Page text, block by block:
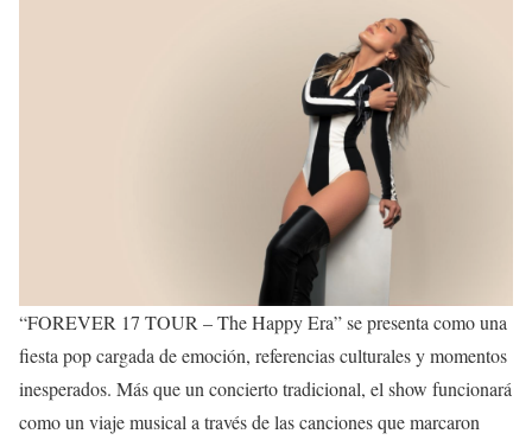
“FOREVER 17 TOUR – The Happy Era” se presenta como una
fiesta pop cargada de emoción, referencias culturales y momentos
inesperados. Más que un concierto tradicional, el show funcionará
como un viaje musical a través de las canciones que marcaron